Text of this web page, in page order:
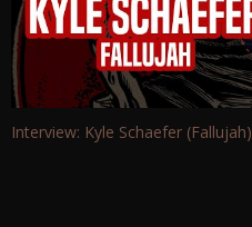
Interview: Kyle Schaefer (Fallujah)